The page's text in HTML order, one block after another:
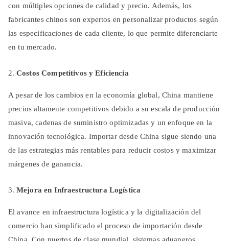
con múltiples opciones de calidad y precio. Además, los
fabricantes chinos son expertos en personalizar productos según
las especificaciones de cada cliente, lo que permite diferenciarte
en tu mercado.
Costos Competitivos y Eficiencia
A pesar de los cambios en la economía global, China mantiene
precios altamente competitivos debido a su escala de producción
masiva, cadenas de suministro optimizadas y un enfoque en la
innovación tecnológica. Importar desde China sigue siendo una
de las estrategias más rentables para reducir costos y maximizar
márgenes de ganancia.
Mejora en Infraestructura Logística
El avance en infraestructura logística y la digitalización del
comercio han simplificado el proceso de importación desde
China. Con puertos de clase mundial, sistemas aduaneros